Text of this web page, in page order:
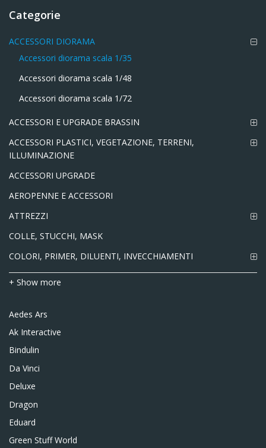
Categorie
ACCESSORI DIORAMA
Accessori diorama scala 1/35
Accessori diorama scala 1/48
Accessori diorama scala 1/72
ACCESSORI E UPGRADE BRASSIN
ACCESSORI PLASTICI, VEGETAZIONE, TERRENI,
ILLUMINAZIONE
ACCESSORI UPGRADE
AEROPENNE E ACCESSORI
ATTREZZI
COLLE, STUCCHI, MASK
COLORI, PRIMER, DILUENTI, INVECCHIAMENTI
+ Show more
Aedes Ars
Ak Interactive
Bindulin
Da Vinci
Deluxe
Dragon
Eduard
Green Stuff World